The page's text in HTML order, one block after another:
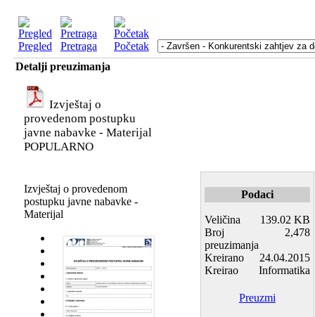
Pregled Pretraga
Početak
Detalji preuzimanja
Izvještaj o
provedenom postupku
javne nabavke - Materijal
POPULARNO
Izvještaj o provedenom
postupku javne nabavke -
Materijal
Podaci
Veličina
139.02 KB
Broj
preuzimanja
2,478
Kreirano
24.04.2015
Kreirao
Informatika
Preuzmi